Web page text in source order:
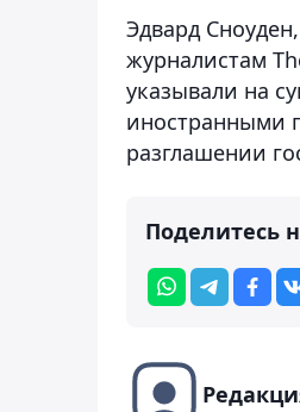
Эдвард
журналистам
указывали на
иностранными
разглашении
Поделитесь